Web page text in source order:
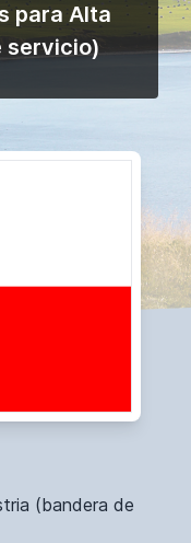
para Alta
servicio)
(bandera de